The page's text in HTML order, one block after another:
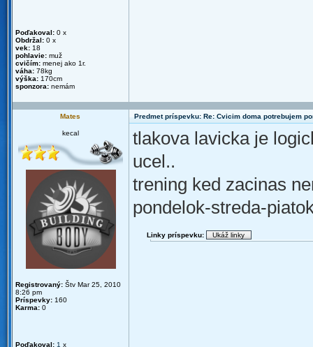
Poďakoval: 0 x
Obdržal: 0 x
vek: 18
pohlavie: muž
cvičím: menej ako 1r.
váha: 78kg
výška: 170cm
sponzora: nemám
Mates Predmet príspevku: Re: Cvicim doma potrebujem
kecal
Registrovaný: Štv Mar 25, 2010
8:26 pm
Príspevky: 160
Karma: 0
Poďakoval: 1 x
tlakova lavicka je
ucel..
trening ked zacinas
pondelok-streda-
Linky príspevku: